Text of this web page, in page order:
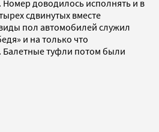
доводилось исполнять и в
сдвинутых вместе
пол автомобилей служил
и на только что
Балетные туфли потом были